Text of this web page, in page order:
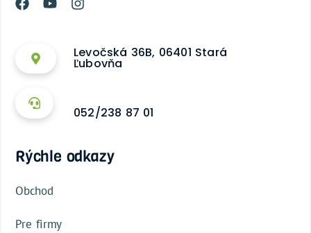
Levočská 36B, 06401 Stará
Ľubovňa
052/238 87 01
Rýchle odkazy
Obchod
Pre firmy